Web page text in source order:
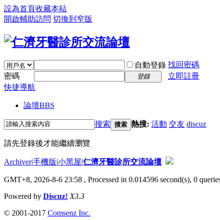
設為首頁收藏本站
開啟輔助訪問 切換到窄版
自動登錄 找回密碼
密碼
登錄
立即註冊
快捷導航
論壇BBS
搜索 搜索 熱搜: 活動 交友 discuz
請先登錄後才能繼續瀏覽
Archiver|手機版|小黑屋|仁濟牙醫診所交流論壇
GMT+8, 2026-8-6 23:58 , Processed in 0.014596 second(s), 0
Powered by Discuz! X3.3
© 2001-2017 Comsenz Inc.